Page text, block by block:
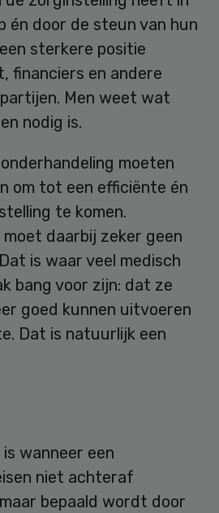
én door de steun van hun
sterkere positie
financiers en andere
Men weet wat
nodig is.
moeten
om tot een efficiënte én
te komen.
daarbij zeker geen
is waar veel medisch
bang voor zijn: dat ze
goed kunnen uitvoeren
Dat is natuurlijk een
wanneer een
niet achteraf
bepaald wordt door